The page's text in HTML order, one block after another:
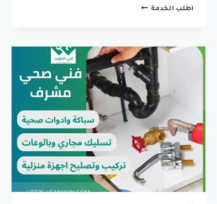
اطلب الخدمةتسليك
حلول
سريعة
وخدمة
طوارئ
24
ساعة